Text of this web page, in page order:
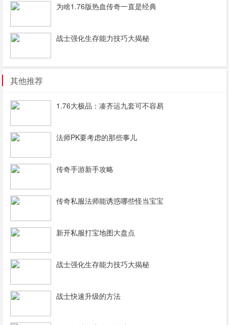
为啥1.76版热血传奇一直是经典
战士强化生存能力技巧大揭秘
其他推荐
1.76大极品：凑齐运九套可不容易
法师PK要考虑的那些事儿
传奇手游新手攻略
传奇私服法师能诱惑哪些怪当宝宝
新开私服打宝地图大盘点
战士强化生存能力技巧大揭秘
战士快速升级的方法